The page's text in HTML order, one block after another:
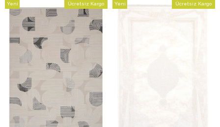
Ücretsiz Kargo
Yeni
Ürün
Ücretsiz Kargo
Yeni